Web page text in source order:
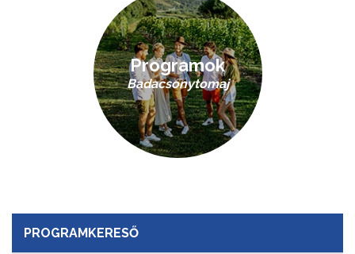
PROGRAMKERESŐ
Programok
Badacsonytomaj